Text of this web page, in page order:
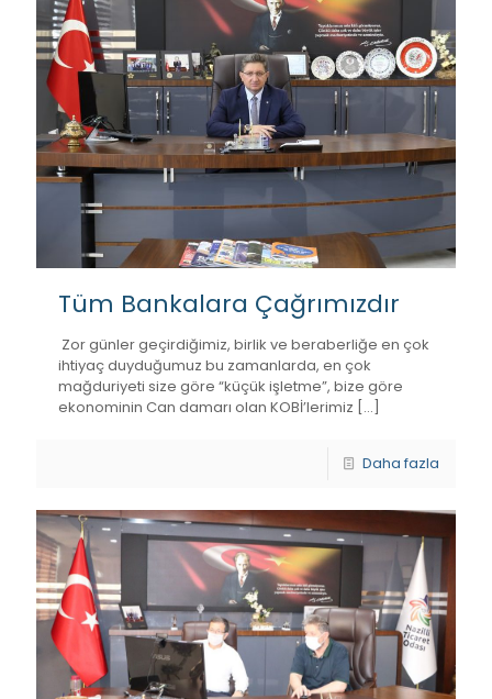
Tüm Bankalara Çağrımızdır
Zor günler geçirdiğimiz, birlik ve beraberliğe en çok
ihtiyaç duyduğumuz bu zamanlarda, en çok
mağduriyeti size göre “küçük işletme”, bize göre
ekonominin Can damarı olan KOBİ’lerimiz […]
Daha fazla